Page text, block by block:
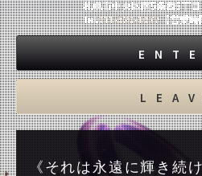
札幌市中央区南5条西5丁
Tel.011-520-1677【営業
《それは永遠に輝き続